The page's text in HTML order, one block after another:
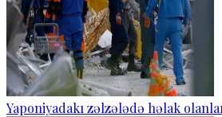
Yaponiyadakı zəlzələdə həlak